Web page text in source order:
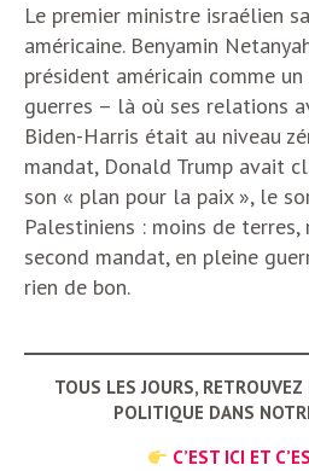
Le premier ministre israélien
américaine. Benyamin
président américain comme
guerres – là où ses relations
Biden-Harris était au niveau
mandat, Donald Trump avait
son « plan pour la paix », le
Palestiniens : moins de
second mandat, en pleine
rien de bon.
TOUS LES JOURS, RETROUVEZ
POLITIQUE DANS
C’EST ICI ET